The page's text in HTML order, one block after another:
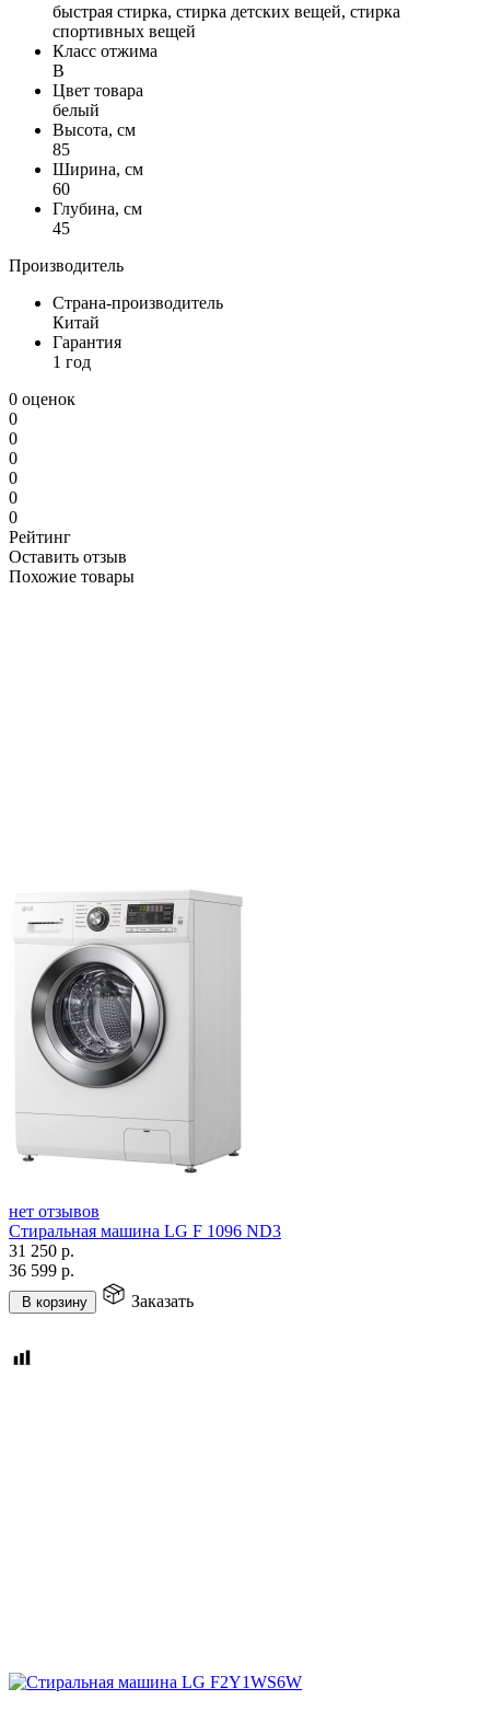
быстрая стирка, стирка детскиx вещей, стирка
спортивныx вещей
Класс отжима
B
Цвет товара
белый
Высота, см
85
Ширина, см
60
Глубина, см
45
Производитель
Страна-производитель
Китай
Гарантия
1 год
0 оценок
0
0
0
0
0
0
Рейтинг
Оставить отзыв
Похожие товары
нет отзывов
Стиральная машина LG F 1096 ND3
31 250 р.
36 599 р.
В корзину Заказать